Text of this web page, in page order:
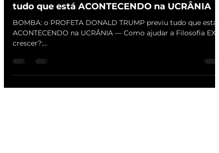
tudo que está ACONTECENDO na UCRÂNIA
BOMBA: o PROFETA DONALD TRUMP previu tudo que está
ACONTECENDO na UCRÂNIA — Como ajudar a Filosofia EX
crescer?:...